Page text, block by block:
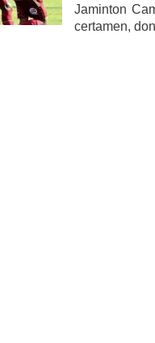
Jaminton
certamen,